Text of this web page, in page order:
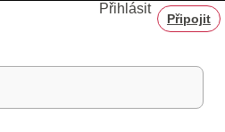
Přihlásit
Připojit